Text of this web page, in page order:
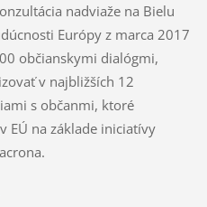
nadviaže na Bielu
Európy z marca 2017
občianskymi dialógmi,
v najbližších 12
s občanmi, ktoré
EÚ na základe iniciatívy